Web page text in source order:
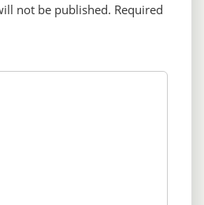
not be published. Required